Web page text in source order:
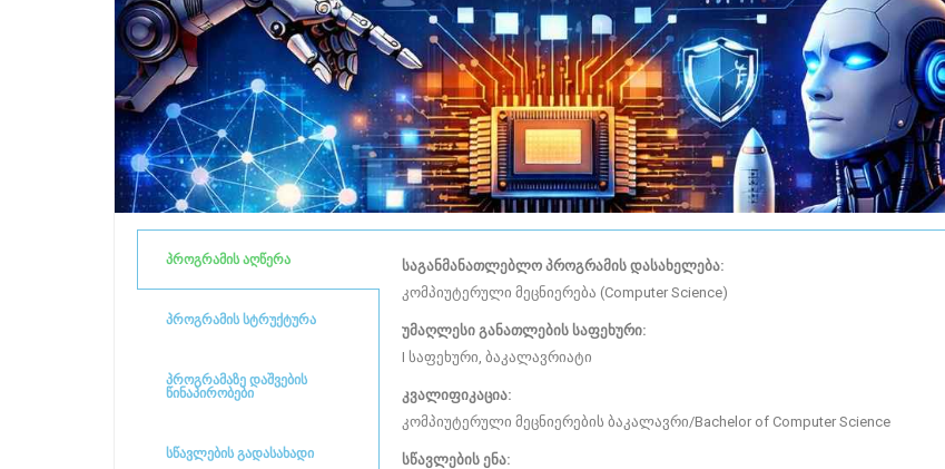
პროგრამის აღწერა
პროგრამის სტრუქტურა
პროგრამაზე დაშვების
წინაპირობები
სწავლების გადასახადი
საგანმანათლებლო პროგრამის დასახელება:
კომპიუტერული მეცნიერება (Computer Science)
უმაღლესი განათლების საფეხური:
I საფეხური, ბაკალავრიატი
კვალიფიკაცია:
კომპიუტერული მეცნიერების ბაკალავრი/Bachelor of Computer Science
სწავლების ენა: